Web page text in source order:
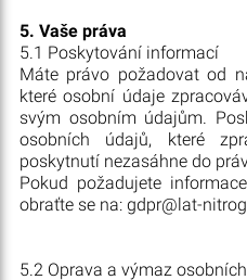
5. Vaše práva
5.1 Poskytování informací
Máte právo požadovat od
které osobní údaje
svým osobním údajům.
osobních údajů, které
poskytnutí nezasáhne do
Pokud požadujete
obraťte se na: gdpr@lat-
5.2 Oprava a výmaz